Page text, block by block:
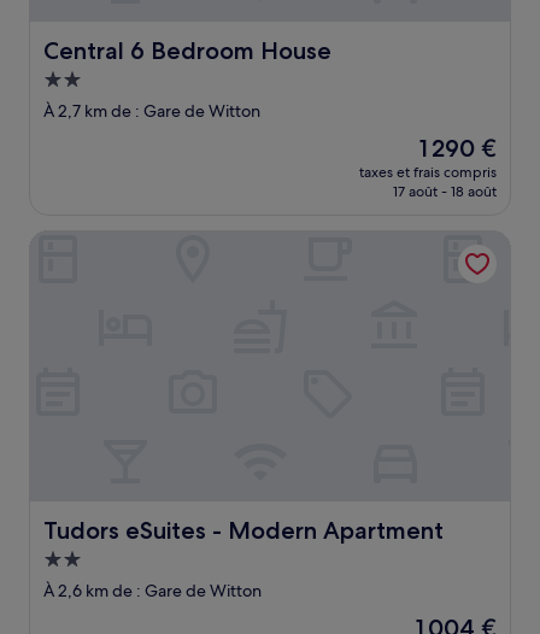
Central 6 Bedroom House
Central 6 Bedroom House
Hébergement
2.0 étoiles
À 2,7 km de : Gare de Witton
Le
nouveau
prix
1 290 €
1 290 €
taxes et frais compris
17 août - 18 août
Tudors eSuites - Modern Apartment
Tudors eSuites - Modern Apartment
Hébergement
2.0 étoiles
À 2,6 km de : Gare de Witton
Le
1 004 €